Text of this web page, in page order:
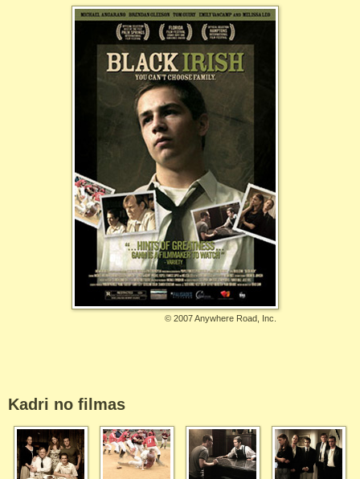
© 2007 Anywhere Road, Inc.
Kadri no filmas